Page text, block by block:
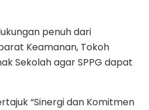
penuh dari
Keamanan, Tokoh
Sekolah agar SPPG dapat
“Sinergi dan Komitmen